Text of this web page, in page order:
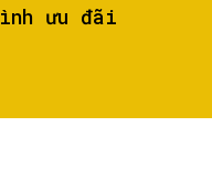
ưu đãi